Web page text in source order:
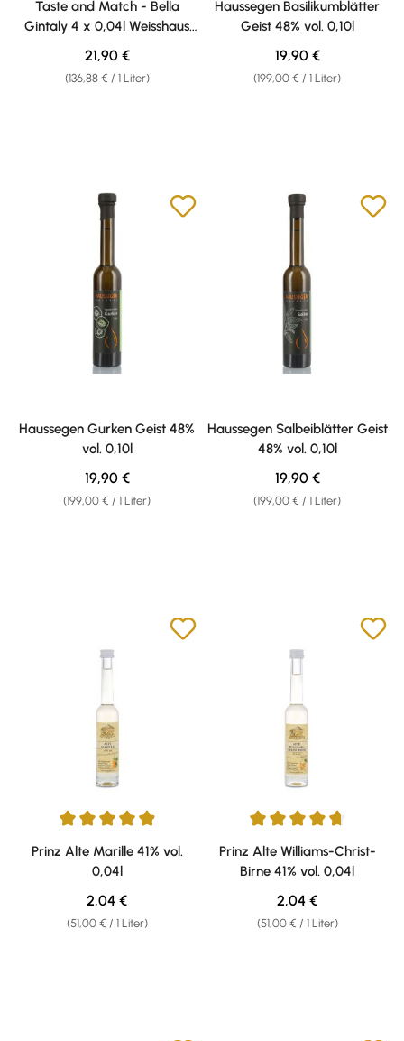
Taste and Match - Bella
Gintaly 4 x 0,04l Weisshaus
Sample Set
(136,88 € / 1 Liter)
Regulärer Preis:
21,90 €
Haussegen Basilikumblätter
Geist 48% vol. 0,10l
(199,00 € / 1 Liter)
Regulärer Preis:
19,90 €
Haussegen Gurken Geist 48%
vol. 0,10l
(199,00 € / 1 Liter)
Regulärer Preis:
19,90 €
Haussegen Salbeiblätter Geist
48% vol. 0,10l
(199,00 € / 1 Liter)
Regulärer Preis:
19,90 €
Durchschnittliche Bewertung von 4.89 von 5 Sternen
Prinz Alte Marille 41% vol.
0,04l
(51,00 € / 1 Liter)
Regulärer Preis:
2,04 €
Durchschnittliche Bewertung
Prinz Alte Williams-Christ-
Birne 41% vol. 0,04l
(51,00 € / 1 Liter)
Regulärer Preis:
2,04 €